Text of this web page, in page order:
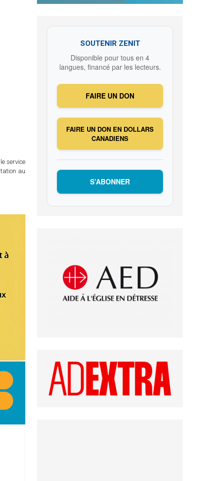
service
au
SOUTENIR ZENIT
Disponible pour tous en 4
langues, financé par les lecteurs.
FAIRE UN DON
FAIRE UN DON EN DOLLARS
CANADIENS
S’ABONNER